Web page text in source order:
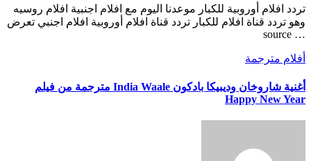
تردد افلام أوروبية للكبار موعدنا اليوم مع افلام اجنبية افلام روسيه
وهو تردد قناة افلام للكبار تردد قناة افلام أوروبية افلام اجنبي تعرض
… source
أفلام مترجمة
أغنية شاروخان وديبيكا بادكون India Waale مترجمة من فيلم
Happy New Year